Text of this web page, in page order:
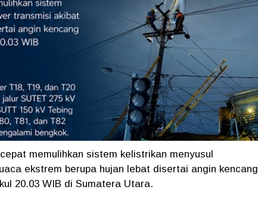
memulihkan sistem kelistrikan menyusul
ekstrem berupa hujan lebat disertai angin kencang
20.03 WIB di Sumatera Utara.